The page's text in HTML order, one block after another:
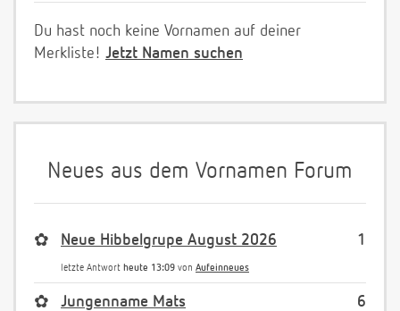
Du hast noch keine Vornamen auf deiner
Merkliste! Jetzt Namen suchen
Neues aus dem Vornamen Forum
1
✿ Neue Hibbelgrupe August 2026
letzte Antwort heute 13:09 von Aufeinneues
6
✿ Jungenname Mats